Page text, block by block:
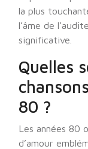
la plus
l’âme de
significative.
Quelles
80 ?
Les années 80
d’amour